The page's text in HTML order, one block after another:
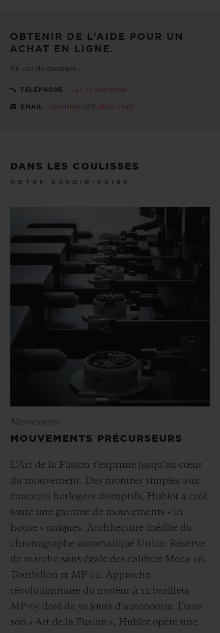
OBTENIR DE L’AIDE POUR UN
ACHAT EN LIGNE.
En cas de question :
TÉLÉPHONE +41 22 990 99 80
EMAIL eboutique@hublot.com
DANS LES COULISSES
NOTRE SAVOIR-FAIRE
Mouvements
MOUVEMENTS PRÉCURSEURS
L’Art de la Fusion s’exprime jusqu’au cœur
du mouvement. Des montres simples aux
concepts horlogers disruptifs, Hublot a créé
toute une gamme de mouvements « in-
house » uniques. Architecture inédite du
chronographe automatique Unico. Réserve
de marche sans égale des calibres Meca-10,
Tourbillon et MP-11. Approche
révolutionnaire du moteur à 11 barillets
MP-05 doté de 50 jours d’autonomie. Dans
son « Art de la Fusion », Hublot opère une